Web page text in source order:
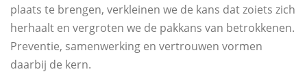
plaats te brengen, verkleinen we de kans dat zoiets zich
herhaalt en vergroten we de pakkans van betrokkenen.
Preventie, samenwerking en vertrouwen vormen
daarbij de kern.